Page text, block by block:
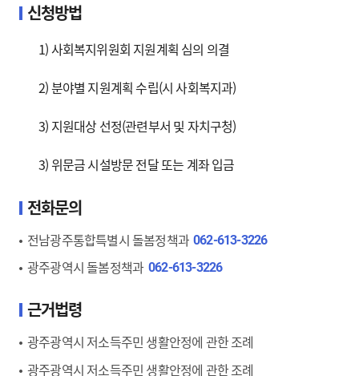
신청방법
1) 사회복지위원회 지원계획 심의 의결
2) 분야별 지원계획 수립(시 사회복지과)
3) 지원대상 선정(관련부서 및 자치구청)
3) 위문금 시설방문 전달 또는 계좌 입금
전화문의
전남광주통합특별시 돌봄정책과 062-613-3226
광주광역시 돌봄정책과 062-613-3226
근거법령
광주광역시 저소득주민 생활안정에 관한 조례
광주광역시 저소득주민 생활안정에 관한 조례